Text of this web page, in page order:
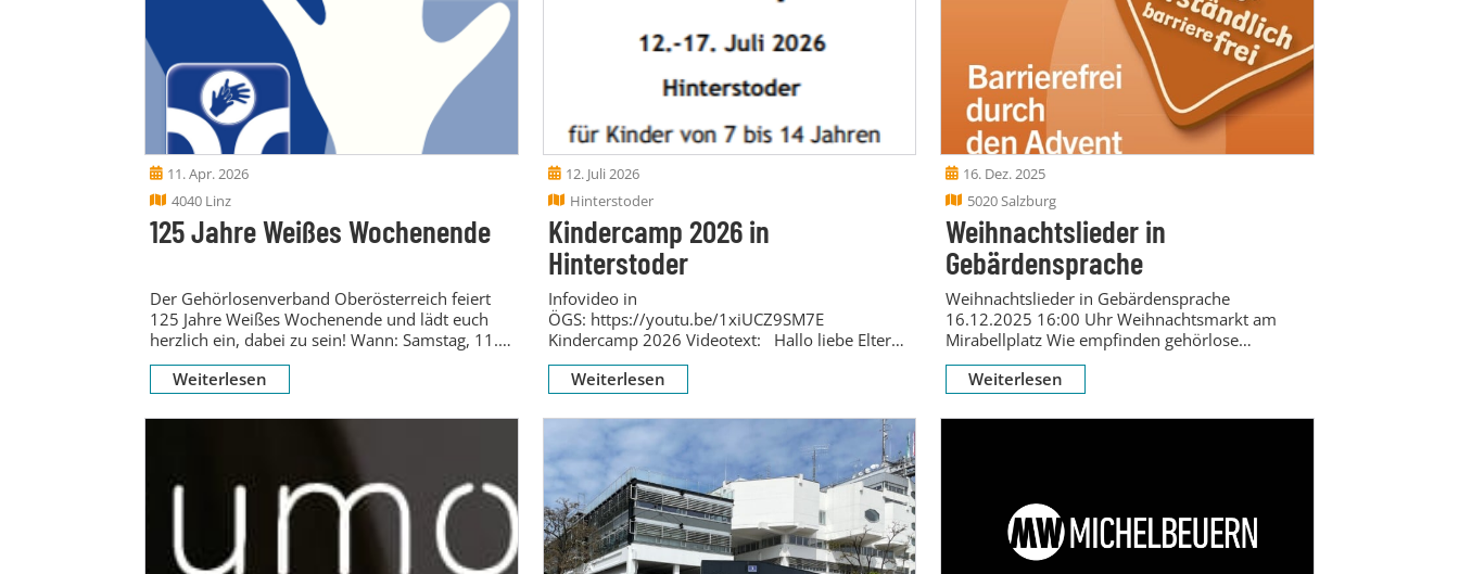
11. Apr. 2026
4040 Linz
125 Jahre Weißes Wochenende
Der Gehörlosenverband Oberösterreich feiert
125 Jahre Weißes Wochenende und lädt euch
herzlich ein, dabei zu sein! Wann: Samstag, 11.
April...
Weiterlesen
12. Juli 2026
Hinterstoder
Kindercamp 2026 in
Hinterstoder
Infovideo in
ÖGS: https://youtu.be/1xiUCZ9SM7E
Kindercamp 2026 Videotext: Hallo liebe Eltern
und Kinder! Heuer gibt es wieder ein
Kindercamp des...
Weiterlesen
16. Dez. 2025
5020 Salzburg
Weihnachtslieder in
Gebärdensprache
Weihnachtslieder in Gebärdensprache
16.12.2025 16:00 Uhr Weihnachtsmarkt am
Mirabellplatz Wie empfinden gehörlose
Menschen die „stillste Zeit des Jahres“? Ein
Chor...
Weiterlesen